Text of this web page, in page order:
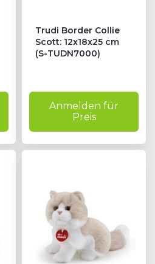
Trudi Border Collie
Scott: 12x18x25 cm
(S-TUDN7000)
Anmelden für
Preis